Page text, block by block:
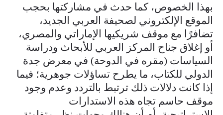
بهذا الخصوص، كما حدث في مشاركتها بحجب
الموقع الإلكتروني لصحيفة العربي الجديد،
تضافرًا مع موقف شريكيها الإماراتي والمصري،
أو إغلاق جناح المركز العربي للأبحاث ودراسة
السياسات (مقره في الدوحة) في معرض جدة
الدولي للكتاب، ما يطرح تساؤلات جوهرية؛ فيما
إذا كانت دلالات ذلك ترتبط بالتردد وعدم وجود
موقف حاسم تجاه هذه الاستدارات